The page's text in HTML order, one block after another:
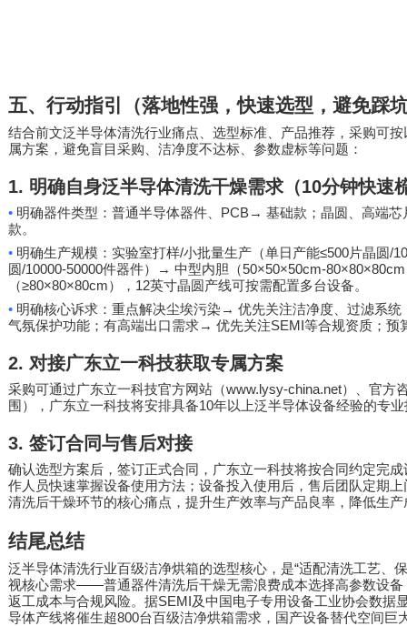
五、行动指引（落地性强，快速选型，避免踩
结合前文泛半导体清洗行业痛点、选型标准、产品推荐，采购可按
属方案，避免盲目采购、洁净度不达标、参数虚标等问题：
1. 明确自身泛半导体清洗干燥需求（10分钟快速
• 明确器件类型：普通半导体器件、 PCB→ 基础款；晶圆、高端芯
款。
• 明确生产规模：实验室打样/小批量生产（单日产能≤500片晶圆 /
圆 /10000-50000件器件） → 中型内胆（50×50×50cm-80×80×80cm
（≥80×80×80cm）， 12英寸晶圆产线可按需配置多台设备。
• 明确核心诉求：重点解决尘埃污染 → 优先关注洁净度、过滤系统
气氛保护功能；有高端出口需求→ 优先关注SEMI等合规资质；预
2. 对接广东立一科技获取专属方案
采购可通过广东立一科技官方网站（www.lysy-china.net）、官方
围），广东立一科技将安排具备10年以上泛半导体设备经验的专
3. 签订合同与售后对接
确认选型方案后，签订正式合同，广东立一科技将按合同约定完
作人员快速掌握设备使用方法；设备投入使用后，售后团队定期
清洗后干燥环节的核心痛点，提升生产效率与产品良率，降低生
结尾总结
泛半导体清洗行业百级洁净烘箱的选型核心，是“适配清洗工艺、
视核心需求——普通器件清洗后干燥无需浪费成本选择高参数设
返工成本与合规风险。据SEMI及中国电子专用设备工业协会数据
导体产线将催生超800台百级洁净烘箱需求，国产设备替代空间巨